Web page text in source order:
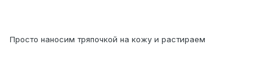
Просто наносим тряпочкой на кожу и растираем